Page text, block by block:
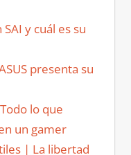
y cuál es su
presenta su
Todo lo que
un gamer
| La libertad